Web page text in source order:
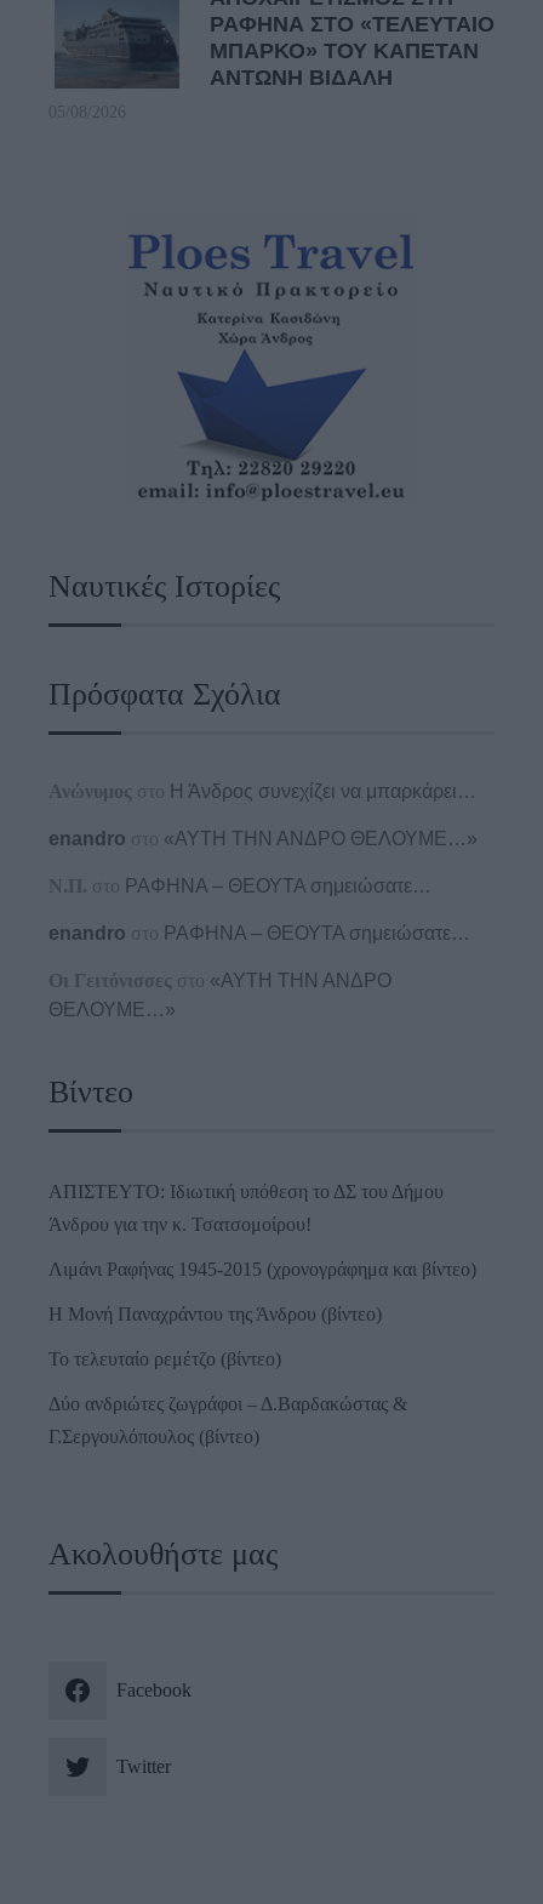
ΡΑΦΗΝΑ ΣΤΟ «ΤΕΛΕΥΤΑΙΟ
ΜΠΑΡΚΟ» ΤΟΥ ΚΑΠΕΤΑΝ
ΑΝΤΩΝΗ ΒΙΔΑΛΗ
05/08/2026
Ναυτικές Ιστορίες
Πρόσφατα Σχόλια
Ανώνυμος στο Η Άνδρος συνεχίζει να μπαρκάρει…
enandro στο «ΑΥΤΗ ΤΗΝ ΑΝΔΡΟ ΘΕΛΟΥΜΕ…»
Ν.Π. στο ΡΑΦΗΝΑ – ΘΕΟΥΤΑ σημειώσατε…
enandro στο ΡΑΦΗΝΑ – ΘΕΟΥΤΑ σημειώσατε…
Οι Γειτόνισσες στο «ΑΥΤΗ ΤΗΝ ΑΝΔΡΟ
ΘΕΛΟΥΜΕ…»
Βίντεο
ΑΠΙΣΤΕΥΤΟ: Ιδιωτική υπόθεση το ΔΣ του Δήμου
Άνδρου για την κ. Τσατσομοίρου!
Λιμάνι Ραφήνας 1945-2015 (χρονογράφημα και βίντεο)
Η Μονή Παναχράντου της Άνδρου (βίντεο)
Το τελευταίο ρεμέτζο (βίντεο)
Δύο ανδριώτες ζωγράφοι – Δ.Βαρδακώστας &
Γ.Σεργουλόπουλος (βίντεο)
Ακολουθήστε μας
Facebook
Twitter